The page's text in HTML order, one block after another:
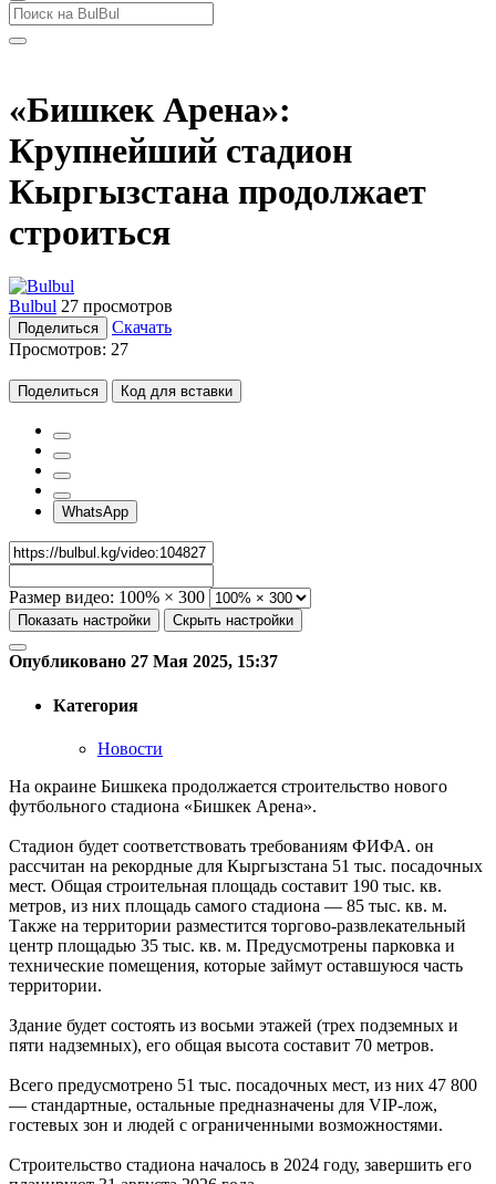
«Бишкек Арена»:
Крупнейший стадион
Кыргызстана продолжает
строиться
Bulbul 27 просмотров
Поделиться
Скачать
Просмотров: 27
Поделиться Код для вставки
WhatsApp
Размер видео: 100% × 300
Показать настройки Скрыть настройки
Опубликовано 27 Мая 2025, 15:37
Категория
Новости
На окраине Бишкека продолжается строительство нового
футбольного стадиона «Бишкек Арена».
Стадион будет соответствовать требованиям ФИФА. он
рассчитан на рекордные для Кыргызстана 51 тыс. посадочных
мест. Общая строительная площадь составит 190 тыс. кв.
метров, из них площадь самого стадиона — 85 тыс. кв. м.
Также на территории разместится торгово-развлекательный
центр площадью 35 тыс. кв. м. Предусмотрены парковка и
технические помещения, которые займут оставшуюся часть
территории.
Здание будет состоять из восьми этажей (трех подземных и
пяти надземных), его общая высота составит 70 метров.
Всего предусмотрено 51 тыс. посадочных мест, из них 47 800
— стандартные, остальные предназначены для VIP-лож,
гостевых зон и людей с ограниченными возможностями.
Строительство стадиона началось в 2024 году, завершить его